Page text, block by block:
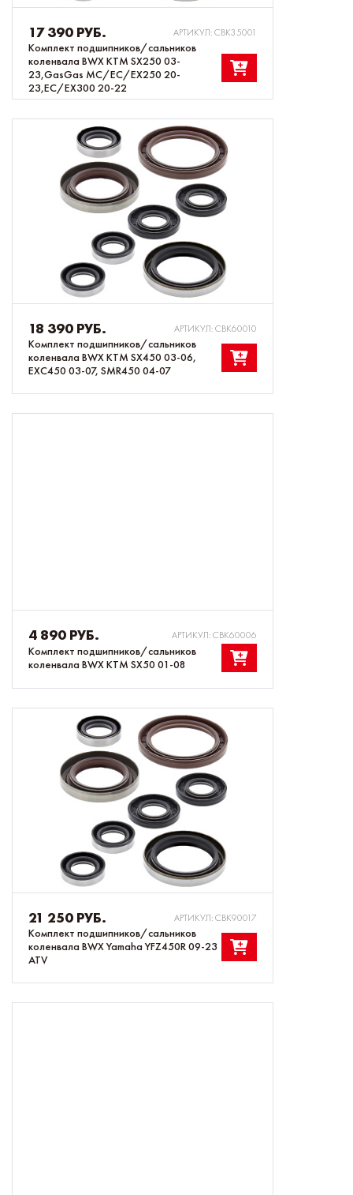
17 390 РУБ. АРТИКУЛ: CBK35001
Комплект подшипников/сальников
коленвала BWX KTM SX250 03-
23,GasGas MC/EC/EX250 20-
23,EC/EX300 20-22
18 390 РУБ. АРТИКУЛ: CBK60010
Комплект подшипников/сальников
коленвала BWX KTM SX450 03-06,
EXC450 03-07, SMR450 04-07
4 890 РУБ. АРТИКУЛ: CBK60006
Комплект подшипников/сальников
коленвала BWX KTM SX50 01-08
21 250 РУБ. АРТИКУЛ: CBK90017
Комплект подшипников/сальников
коленвала BWX Yamaha YFZ450R 09-23
ATV